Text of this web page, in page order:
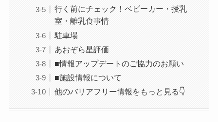
行く前にチェック！ベビーカー・授乳
室・離乳食事情
駐車場
あおぞら星評価
■情報アップデートのご協力のお願い
■施設情報について
他のバリアフリー情報をもっと見る👇